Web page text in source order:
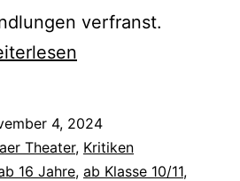
verfranst.
4, 2024
Theater, Kritiken
16 Jahre, ab Klasse 10/11,